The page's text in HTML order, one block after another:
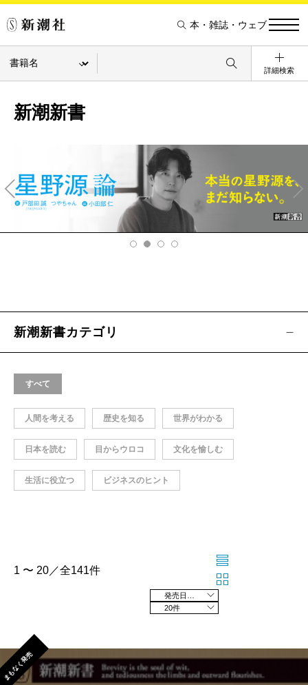
本・雑誌・ウェブ
詳細検索
新潮新書
v
Ne
xt
新潮新書カテゴリ
すべて
人間を考える 歴史を知る 世界がわかる
日本を読む 目からウロコ 文化を愉しむ
生活に役立つ ビジネスのヒント
1 〜 20／全141件
20件
まもなく発売